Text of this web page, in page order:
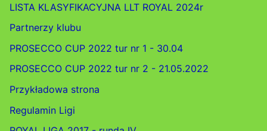
LISTA KLASYFIKACYJNA LLT ROYAL 2024r
Partnerzy klubu
PROSECCO CUP 2022 tur nr 1 - 30.04
PROSECCO CUP 2022 tur nr 2 - 21.05.2022
Przykładowa strona
Regulamin Ligi